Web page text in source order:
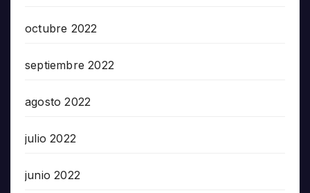
octubre 2022
septiembre 2022
agosto 2022
julio 2022
junio 2022